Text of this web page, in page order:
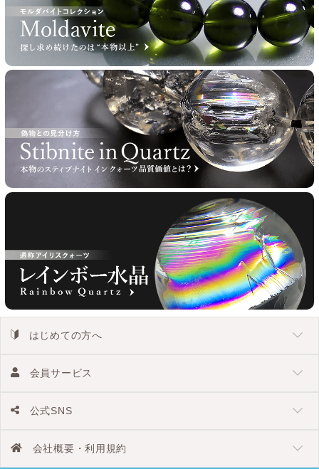
はじめての方へ
会員サービス
公式SNS
会社概要・利用規約